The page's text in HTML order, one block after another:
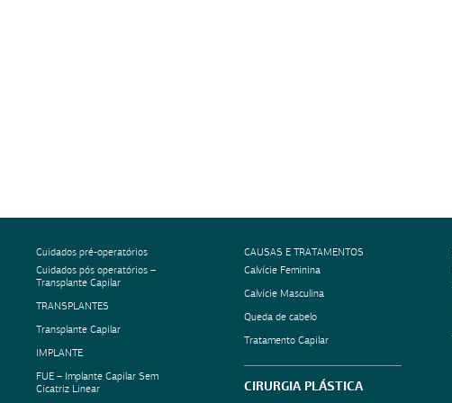
Cuidados pré-operatórios
Cuidados pós operatórios –
Transplante Capilar
TRANSPLANTES
Transplante Capilar
IMPLANTE
FUE – Implante Capilar Sem
Cicatriz Linear
CAUSAS E TRATAMENTOS
Calvície Feminina
Calvície Masculina
Queda de cabelo
Tratamento Capilar
CIRURGIA PLÁSTICA